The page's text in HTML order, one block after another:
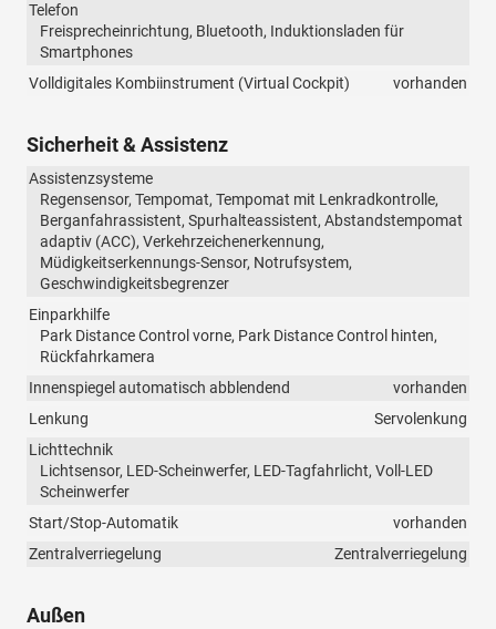
Telefon
Freisprecheinrichtung, Bluetooth, Induktionsladen für
Smartphones
Volldigitales Kombiinstrument (Virtual Cockpit)
vorhanden
Sicherheit & Assistenz
Assistenzsysteme
Regensensor, Tempomat, Tempomat mit Lenkradkontrolle,
Berganfahrassistent, Spurhalteassistent, Abstandstempomat
adaptiv (ACC), Verkehrzeichenerkennung,
Müdigkeitserkennungs-Sensor, Notrufsystem,
Geschwindigkeitsbegrenzer
Einparkhilfe
Park Distance Control vorne, Park Distance Control hinten,
Rückfahrkamera
Innenspiegel automatisch abblendend
vorhanden
Lenkung
Servolenkung
Lichttechnik
Lichtsensor, LED-Scheinwerfer, LED-Tagfahrlicht, Voll-LED
Scheinwerfer
Start/Stop-Automatik
vorhanden
Zentralverriegelung
Zentralverriegelung
Außen